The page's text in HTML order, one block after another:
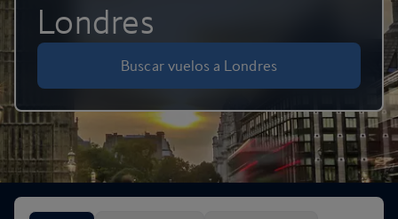
Londres
Buscar vuelos a Londres
Buscar opciones de vuelo